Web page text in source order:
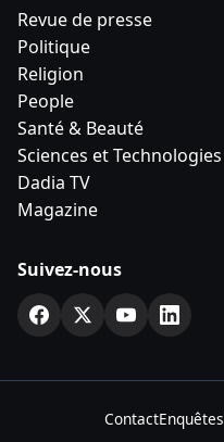
Revue de presse
Politique
Religion
People
Santé & Beauté
Sciences et Technologies
Dadia TV
Magazine
Suivez-nous
ContactEnquêtes